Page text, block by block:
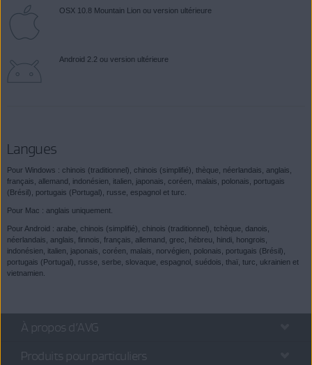
OSX 10.8 Mountain Lion ou version ultérieure
Android 2.2 ou version ultérieure
Langues
Pour Windows : chinois (traditionnel), chinois (simplifié), thèque, néerlandais, anglais,
français, allemand, indonésien, italien, japonais, coréen, malais, polonais, portugais
(Brésil), portugais (Portugal), russe, espagnol et turc.
Pour Mac : anglais uniquement.
Pour Android : arabe, chinois (simplifié), chinois (traditionnel), tchèque, danois,
néerlandais, anglais, finnois, français, allemand, grec, hébreu, hindi, hongrois,
indonésien, italien, japonais, coréen, malais, norvégien, polonais, portugais (Brésil),
portugais (Portugal), russe, serbe, slovaque, espagnol, suédois, thaï, turc, ukrainien et
vietnamien.
À propos d’AVG
Produits pour particuliers